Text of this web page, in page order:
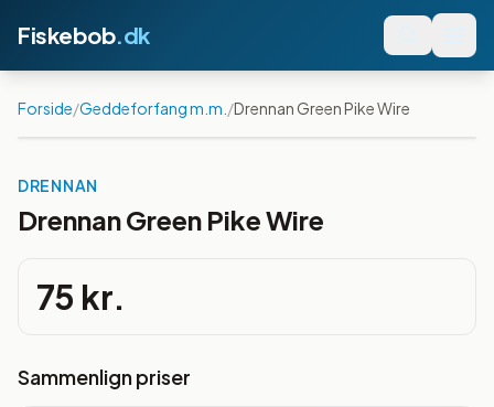
Fiskebob.dk
Forside/Geddeforfang m.m. /Drennan Green Pike Wire
DRENNAN
Drennan Green Pike Wire
75 kr.
Sammenlign priser